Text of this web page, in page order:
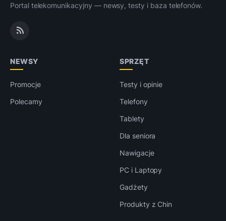
Portal telekomunikacyjny — newsy, testy i baza telefonów.
NEWSY
Promocje
Polecamy
SPRZĘT
Testy i opinie
Telefony
Tablety
Dla seniora
Nawigacje
PC i Laptopy
Gadżety
Produkty z Chin